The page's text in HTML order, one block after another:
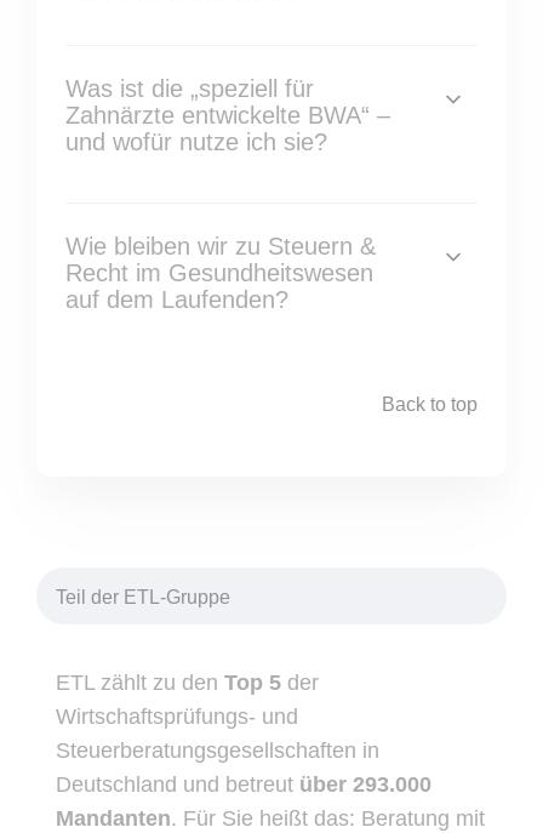
Was ist die „speziell für
Zahnärzte entwickelte BWA“ –
und wofür nutze ich sie?
Wie bleiben wir zu Steuern &
Recht im Gesundheitswesen
auf dem Laufenden?
Back to top
Teil der ETL-Gruppe
ETL zählt zu denTop 5 der
Wirtschaftsprüfungs- und
Steuerberatungsgesellschaften in
Deutschland und betreut über 293.000
Mandanten. Für Sie heißt das: Beratung mit